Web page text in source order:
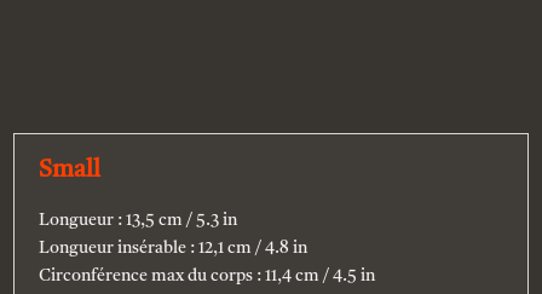
Small
Longueur : 13,5 cm / 5.3 in
Longueur insérable : 12,1 cm / 4.8 in
Circonférence max du corps : 11,4 cm / 4.5 in